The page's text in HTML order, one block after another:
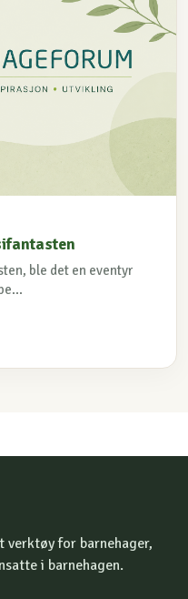
ble det en eventyr
verktøy for barnehager,
i barnehagen.